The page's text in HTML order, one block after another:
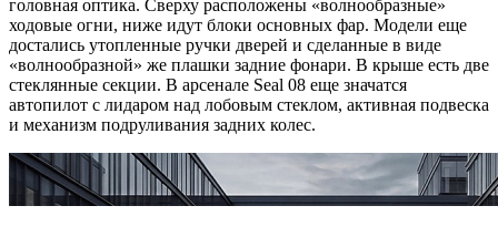
головная оптика. Сверху расположены «волнообразные»
ходовые огни, ниже идут блоки основных фар. Модели еще
достались утопленные ручки дверей и сделанные в виде
«волнообразной» же плашки задние фонари. В крыше есть две
стеклянные секции. В арсенале Seal 08 еще значатся
автопилот с лидаром над лобовым стеклом, активная подвеска
и механизм подруливания задних колес.